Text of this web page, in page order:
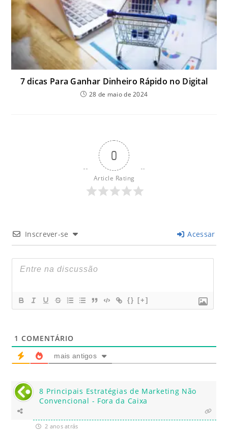
7 dicas Para Ganhar Dinheiro Rápido no Digital
28 de maio de 2024
0
Article Rating
Inscrever-se Acessar
{} [+]
1 COMENTÁRIO
mais antigos
8 Principais Estratégias de Marketing Não
Convencional - Fora da Caixa
2 anos atrás